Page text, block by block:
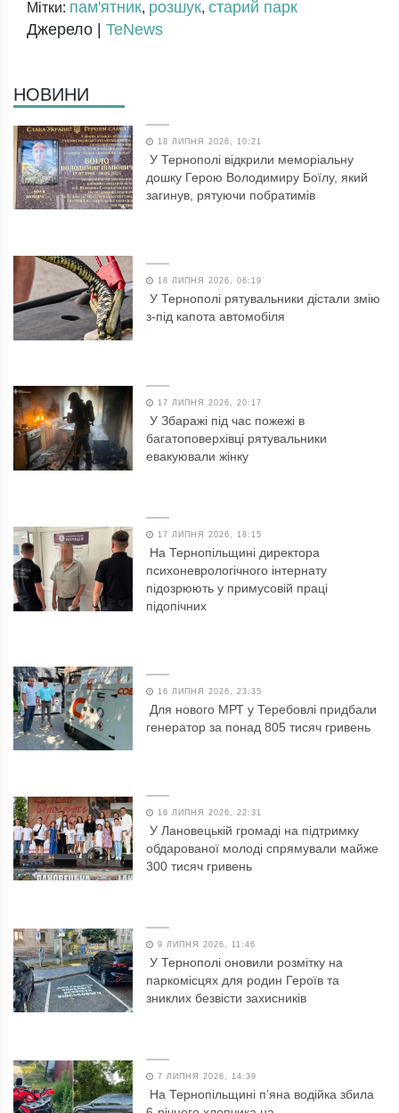
Мітки: пам'ятник, розшук, старий парк
Джерело | TeNews
НОВИНИ
18 ЛИПНЯ 2026, 10:21
У Тернополі відкрили меморіальну
дошку Герою Володимиру Боїлу, який
загинув, рятуючи побратимів
18 ЛИПНЯ 2026, 06:19
У Тернополі рятувальники дістали змію
з-під капота автомобіля
17 ЛИПНЯ 2026, 20:17
У Збаражі під час пожежі в
багатоповерхівці рятувальники
евакуювали жінку
17 ЛИПНЯ 2026, 18:15
На Тернопільщині директора
психоневрологічного інтернату
підозрюють у примусовій праці
підопічних
16 ЛИПНЯ 2026, 23:35
Для нового МРТ у Теребовлі придбали
генератор за понад 805 тисяч гривень
16 ЛИПНЯ 2026, 22:31
У Лановецькій громаді на підтримку
обдарованої молоді спрямували майже
300 тисяч гривень
9 ЛИПНЯ 2026, 11:46
У Тернополі оновили розмітку на
паркомісцях для родин Героїв та
зниклих безвісти захисників
7 ЛИПНЯ 2026, 14:39
На Тернопільщині п’яна водійка збила